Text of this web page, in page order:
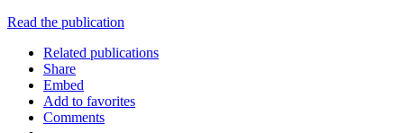
Read the publication
Related publications
Share
Embed
Add to favorites
Comments